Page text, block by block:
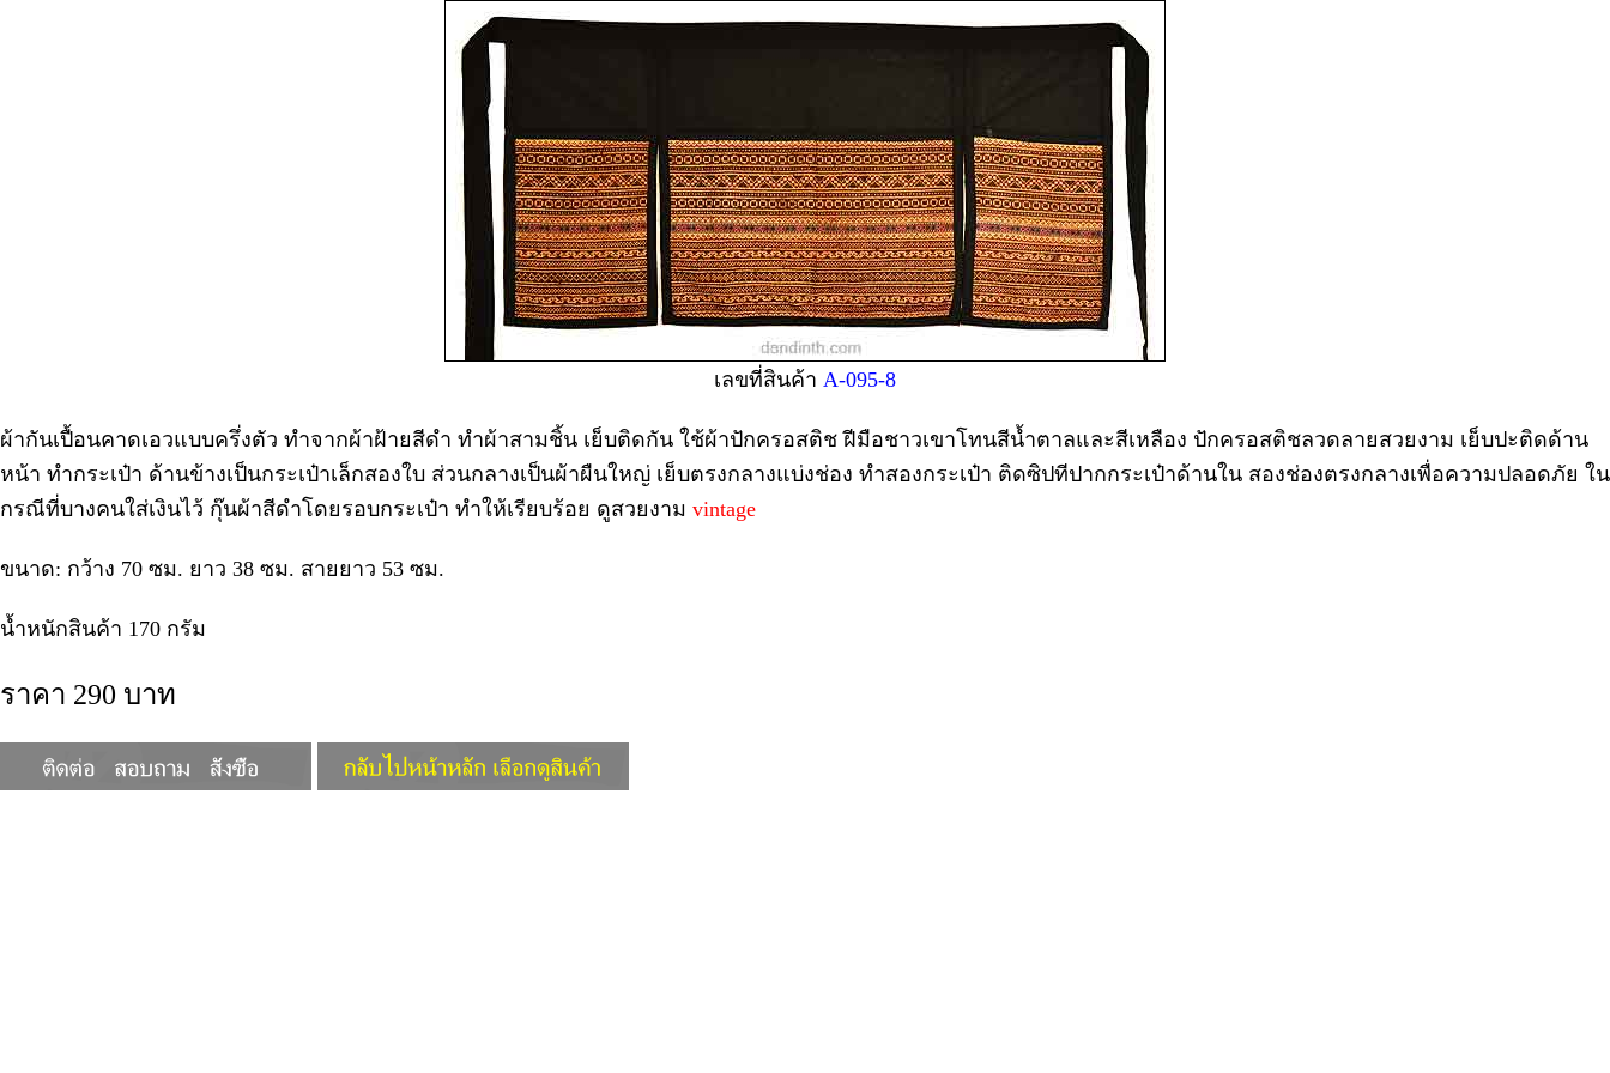
เลขที่สินค้า A-095-8
ผ้ากันเปื้อนคาดเอวแบบครึ่งตัว ทำจากผ้าฝ้ายสีดำ ทำผ้าสามชิ้น เย็บติดกัน ใช้ผ้าปักครอสติช ฝีมือชาวเขาโทนสีน้ำตาลและสีเหลือง ปักครอสติชลวดลายสวยงาม เย็บปะติดด้าน
หน้า ทำกระเป๋า ด้านข้างเป็นกระเป๋าเล็กสองใบ ส่วนกลางเป็นผ้าผืนใหญ่ เย็บตรงกลางแบ่งช่อง ทำสองกระเป๋า ติดซิปทีปากกระเป๋าด้านใน สองช่องตรงกลางเพื่อความปลอดภัย ใน
กรณีที่บางคนใส่เงินไว้ กุ๊นผ้าสีดำโดยรอบกระเป๋า ทำให้เรียบร้อย ดูสวยงาม vintage
ขนาด: กว้าง 70 ซม. ยาว 38 ซม. สายยาว 53 ซม.
น้ำหนักสินค้า 170 กรัม
ราคา 290 บาท